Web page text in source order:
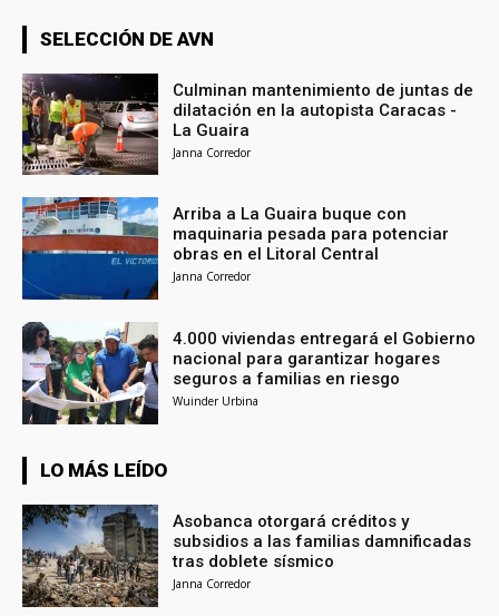
SELECCIÓN DE AVN
Culminan mantenimiento de juntas de
dilatación en la autopista Caracas -
La Guaira
Janna Corredor
Arriba a La Guaira buque con
maquinaria pesada para potenciar
obras en el Litoral Central
Janna Corredor
4.000 viviendas entregará el Gobierno
nacional para garantizar hogares
seguros a familias en riesgo
Wuinder Urbina
LO MÁS LEÍDO
Asobanca otorgará créditos y
subsidios a las familias damnificadas
tras doblete sísmico
Janna Corredor